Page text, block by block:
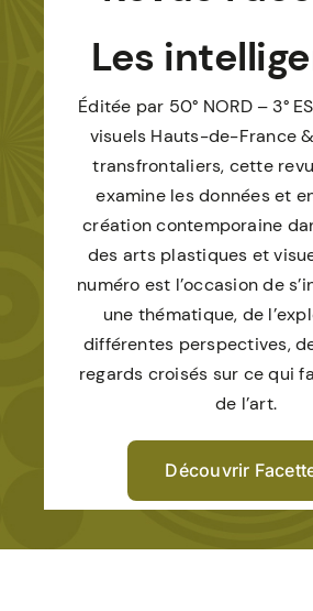
Les
Éditée par 50° NORD – 3°
visuels Hauts-de-France
transfrontaliers, cette
examine les données et
création contemporaine
des arts plastiques et
numéro est l’occasion de
une thématique, de
différentes perspectives,
regards croisés sur ce qui
de l’art.
Découvrir